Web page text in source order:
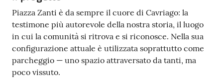
Piazza Zanti è da sempre il cuore di Cavriago: la
testimone più autorevole della nostra storia, il luogo
in cui la comunità si ritrova e si riconosce. Nella sua
configurazione attuale è utilizzata soprattutto come
parcheggio — uno spazio attraversato da tanti, ma
poco vissuto.